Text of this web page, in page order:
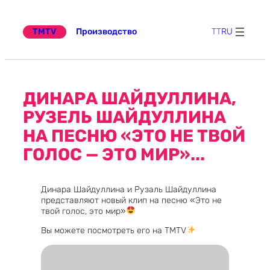
содержимому
TMTV Производство TTRU
ДИНАРА ШАЙДУЛЛИНА,
РУЗЕЛЬ ШАЙДУЛЛИНА
НА ПЕСНЮ «ЭТО НЕ ТВОЙ
ГОЛОС — ЭТО МИР»...
Динара Шайдуллина и Рузаль Шайдуллина
представляют новый клип на песню «Это не
твой голос, это мир»
Вы можете посмотреть его на TMTV